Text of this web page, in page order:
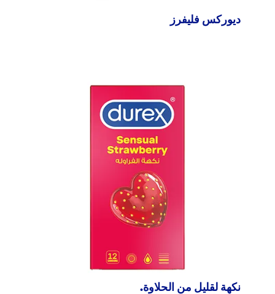
ديوركس فليفرز
نكهة لقليل من الحلاوة.